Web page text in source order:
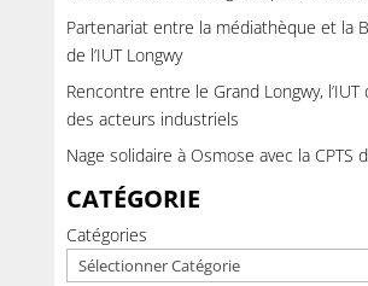
Partenariat entre la médiathèque et la
de l’IUT Longwy
Rencontre entre le Grand Longwy,
des acteurs industriels
Nage solidaire à Osmose avec la CPTS
CATÉGORIE
Catégories